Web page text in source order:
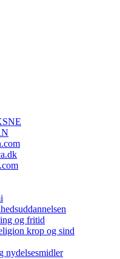
og fritid
krop og sind
nydelsesmidler